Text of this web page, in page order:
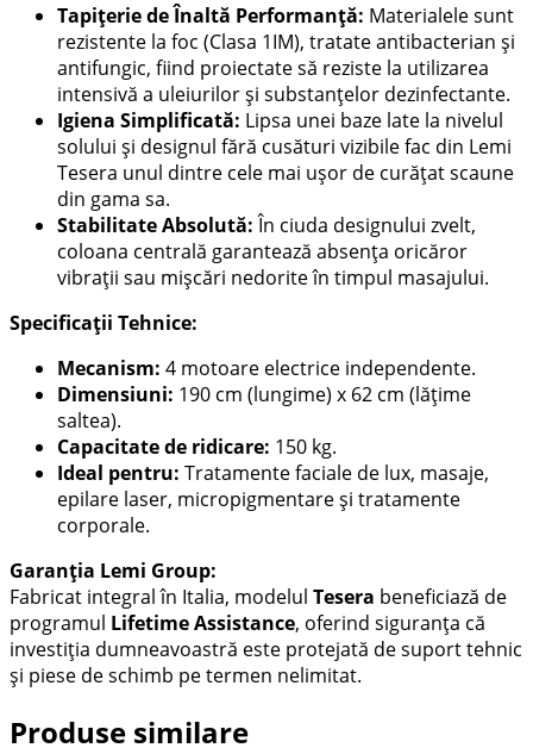
Tapițerie de Înaltă Performanță: Materialele sunt
rezistente la foc (Clasa 1IM), tratate antibacterian și
antifungic, fiind proiectate să reziste la utilizarea
intensivă a uleiurilor și substanțelor dezinfectante.
Igiena Simplificată: Lipsa unei baze late la nivelul
solului și designul fără cusături vizibile fac din Lemi
Tesera unul dintre cele mai ușor de curățat scaune
din gama sa.
Stabilitate Absolută:În ciuda designului zvelt,
coloana centrală garantează absența oricăror
vibrații sau mișcări nedorite în timpul masajului.
Specificații Tehnice:
Mecanism: 4 motoare electrice independente.
Dimensiuni: 190 cm (lungime) x 62 cm (lățime
saltea).
Capacitate de ridicare: 150 kg.
Ideal pentru: Tratamente faciale de lux, masaje,
epilare laser, micropigmentare și tratamente
corporale.
Garanția Lemi Group:
Fabricat integral în Italia, modelul Tesera beneficiază de
programul Lifetime Assistance, oferind siguranța că
investiția dumneavoastră este protejată de suport tehnic
și piese de schimb pe termen nelimitat.
Produse similare